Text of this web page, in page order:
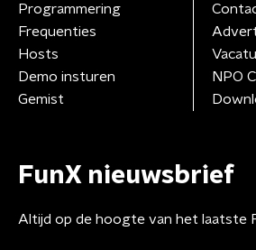
Programmering
Frequenties
Hosts
Demo insturen
Gemist
NPO
FunX nieuwsbrief
Altijd op de hoogte van het laatste